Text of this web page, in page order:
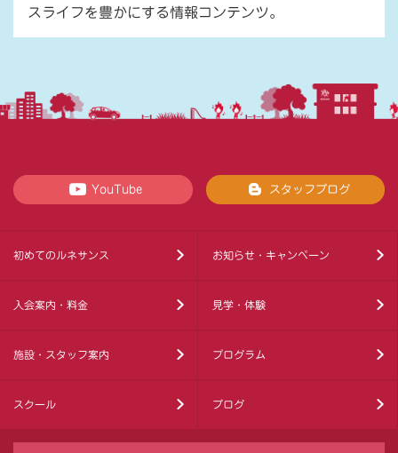
スライフを豊かにする情報コンテンツ。
YouTube スタッフブログ
初めてのルネサンス お知らせ・キャンペーン
入会案内・料金 見学・体験
施設・スタッフ案内 プログラム
スクール ブログ